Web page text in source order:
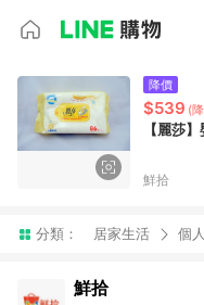
降價
$539 (
【麗莎
鮮拾
分類： 居家生活 個
鮮拾